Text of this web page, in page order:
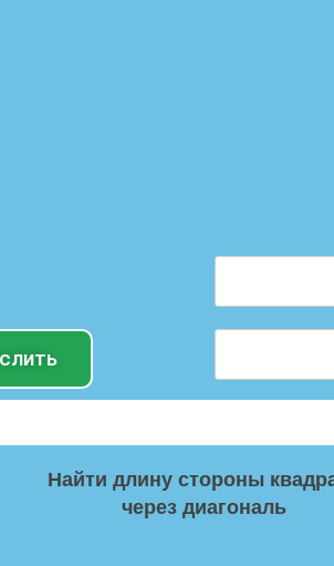
Найти длину стороны
через диагональ